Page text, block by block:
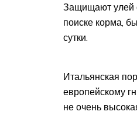
Защищают улей
поиске корма,
сутки.
Итальянская
европейскому
не очень